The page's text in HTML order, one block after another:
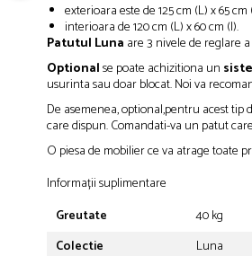
exterioara este de 125 cm (L) x 65 cm
interioara de 120 cm (L) x 60 cm (l).
Patutul Luna are 3 nivele de reglare a
Optionalse poate achizitiona un
usurinta sau doar blocat. Noi va
De asemenea, optional,pentru acest tip
care dispun. Comandati-va un patut
O piesa de mobilier ce va atrage toate
Informații suplimentare
Greutate
40 kg
Colectie
Luna